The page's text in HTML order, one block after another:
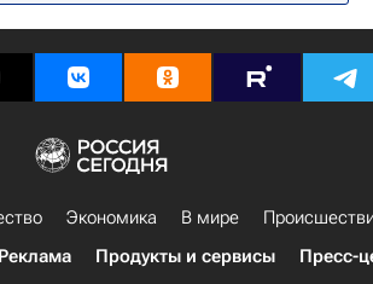
Экономика В мире
Реклама Продукты и сервисы Пресс-